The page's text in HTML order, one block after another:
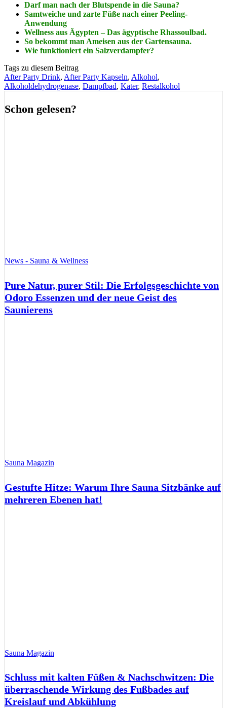
Darf man nach der Blutspende in die Sauna?
Samtweiche und zarte Füße nach einer Peeling-
Anwendung
Wellness aus Ägypten – Das ägyptische Rhassoulbad.
So bekommt man Ameisen aus der Gartensauna.
Wie funktioniert ein Salzverdampfer?
Tags zu diesem Beitrag
After Party Drink, After Party Kapseln, Alkohol,
Alkoholdehydrogenase, Dampfbad, Kater, Restalkohol
Schon gelesen?
News - Sauna & Wellness
Pure Natur, purer Stil: Die Erfolgsgeschichte von
Odoro Essenzen und der neue Geist des
Saunierens
Sauna Magazin
Gestufte Hitze: Warum Ihre Sauna Sitzbänke auf
mehreren Ebenen hat!
Sauna Magazin
Schluss mit kalten Füßen & Nachschwitzen: Die
überraschende Wirkung des Fußbades auf
Kreislauf und Abkühlung